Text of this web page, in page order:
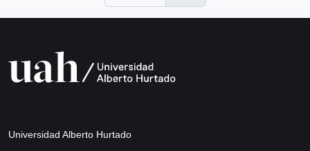
Universidad Alberto Hurtado